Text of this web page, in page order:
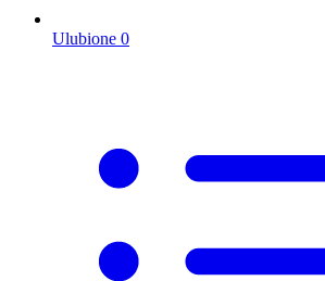
Ulubione 0